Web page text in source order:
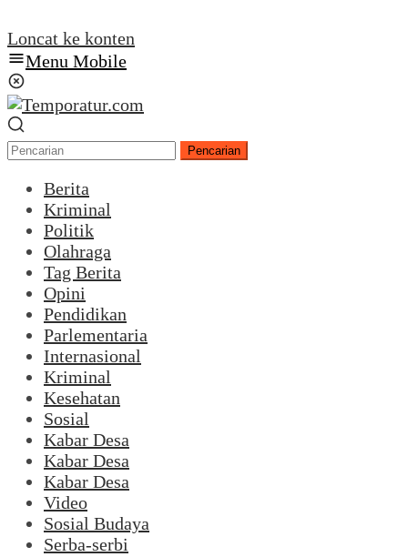
Loncat ke konten
Menu Mobile
Pencarian
Berita
Kriminal
Politik
Olahraga
Tag Berita
Opini
Pendidikan
Parlementaria
Internasional
Kriminal
Kesehatan
Sosial
Kabar Desa
Kabar Desa
Kabar Desa
Video
Sosial Budaya
Serba-serbi